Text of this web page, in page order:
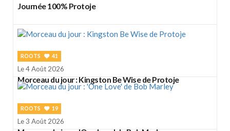
Journée 100% Protoje
ROOTS 41
Le 4 Août 2026
Morceau du jour : Kingston Be Wise de Protoje
ROOTS 19
Le 3 Août 2026